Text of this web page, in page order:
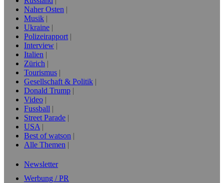
Naher Osten
Musik
Ukraine
Polizeirapport
Interview
Italien
Zürich
Tourismus
Gesellschaft & Politik
Donald Trump
Video
Fussball
Street Parade
USA
Best of watson
Alle Themen
Newsletter
Werbung / PR